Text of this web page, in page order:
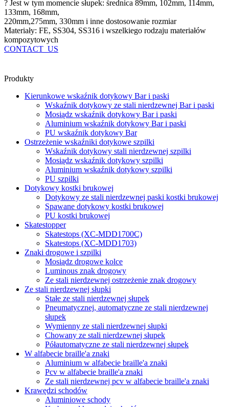
? Jest w tym momencie słupek: średnica 89mm, 102mm, 114mm,
133mm, 168mm,
220mm,275mm, 330mm i inne dostosowanie rozmiar
Materiały: FE, SS304, SS316 i wszelkiego rodzaju materiałów
kompozytowych
CONTACT_US
Produkty
Kierunkowe wskaźnik dotykowy Bar i paski
Wskaźnik dotykowy ze stali nierdzewnej Bar i paski
Mosiądz wskaźnik dotykowy Bar i paski
Aluminium wskaźnik dotykowy Bar i paski
PU wskaźnik dotykowy Bar
Ostrzeżenie wskaźniki dotykowe szpilki
Wskaźnik dotykowy stali nierdzewnej szpilki
Mosiądz wskaźnik dotykowy szpilki
Aluminium wskaźnik dotykowy szpilki
PU szpilki
Dotykowy kostki brukowej
Dotykowy ze stali nierdzewnej paski kostki brukowej
Spawane dotykowy kostki brukowej
PU kostki brukowej
Skatestopper
Skatestops (XC-MDD1700C)
Skatestops (XC-MDD1703)
Znaki drogowe i szpilki
Mosiądz drogowe kolce
Luminous znak drogowy
Ze stali nierdzewnej ostrzeżenie znak drogowy
Ze stali nierdzewnej słupki
Stałe ze stali nierdzewnej słupek
Pneumatycznej, automatyczne ze stali nierdzewnej
słupek
Wymienny ze stali nierdzewnej słupki
Chowany ze stali nierdzewnej słupek
Półautomatyczne ze stali nierdzewnej słupek
W alfabecie braille'a znaki
Aluminium w alfabecie braille'a znaki
Pcv w alfabecie braille'a znaki
Ze stali nierdzewnej pcv w alfabecie braille'a znaki
Krawędzi schodów
Aluminiowe schody